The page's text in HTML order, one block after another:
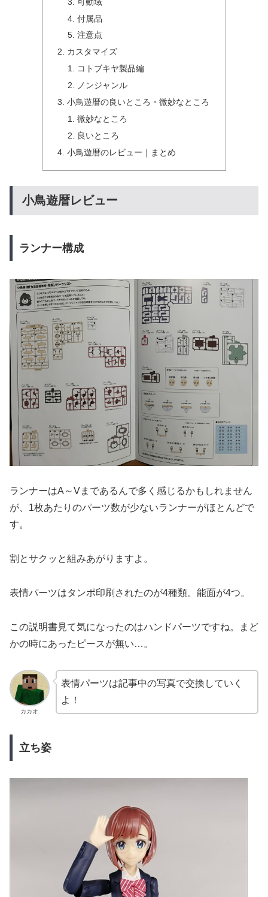
付属品
注意点
カスタマイズ
コトブキヤ製品編
ノンジャンル
小鳥遊暦の良いところ・微妙なところ
微妙なところ
良いところ
小鳥遊暦のレビュー｜まとめ
小鳥遊暦レビュー
ランナー構成
ランナーはA～Vまであるんで多く感じるかもしれません
が、1枚あたりのパーツ数が少ないランナーがほとんどで
す。
割とサクッと組みあがりますよ。
表情パーツはタンポ印刷されたのが4種類。能面が4つ。
この説明書見て気になったのはハンドパーツですね。まど
かの時にあったピースが無い…。
カカオ
表情パーツは記事中の写真で交換していく
よ！
立ち姿